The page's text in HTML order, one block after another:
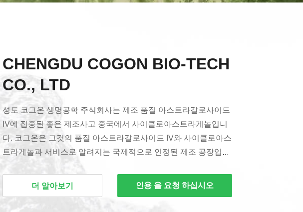
CHENGDU COGON BIO-TECH
CO., LTD
성도 코그온 생명공학 주식회사는 제조 품질 아스트라갈로사이드
IV에 집중된 좋은 제조사고 중국에서 사이클로아스트라게놀입니
다. 코그온은 그것의 품질 아스트라갈로사이드 IV와 사이클로아스
트라게놀과 서비스로 알려지는 국제적으로 인정된 제조 공장입니
다. 코그온은 전세계에 10개국에 서비스를 제공합니다. 우리는 가
장 엄중 표준을 충족시키는데 필요한 순응성과 필수 서류를 보증
더 알아보기 인용 을 요청 하십시오